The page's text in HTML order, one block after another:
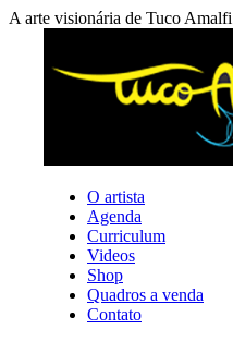
A arte visionária de Tuco Amalfi
O artista
Agenda
Curriculum
Videos
Shop
Quadros a venda
Contato